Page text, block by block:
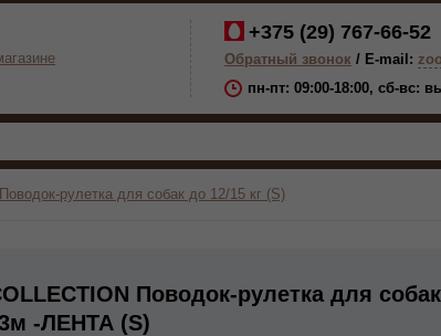
+375 (29) 767-66-52
Обратный звонок / E-mail:
пн-пт: 09:00-18:00, сб-вс:
Поводок-рулетка для собак до 12/15 кг (S)
Поводок-рулетка для собак
-ЛЕНТА (S)